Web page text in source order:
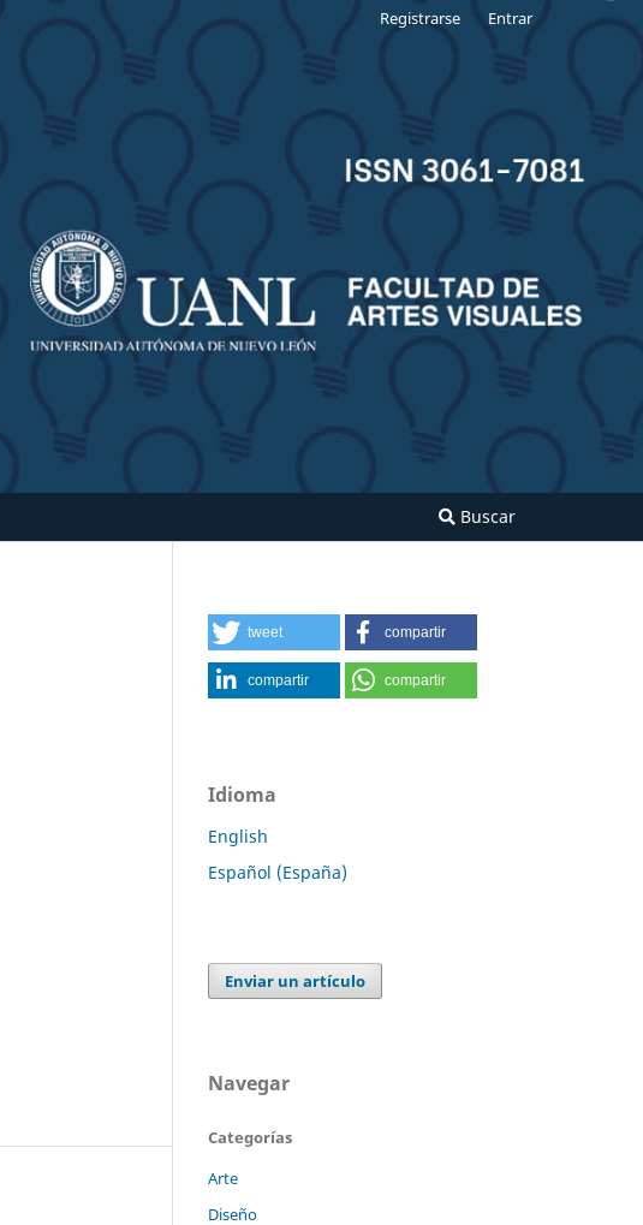
Buscar
Registrarse Entrar
tweet compartir
compartir compartir
Idioma
English
Español (España)
Enviar un artículo
Navegar
Categorías
Arte
Diseño